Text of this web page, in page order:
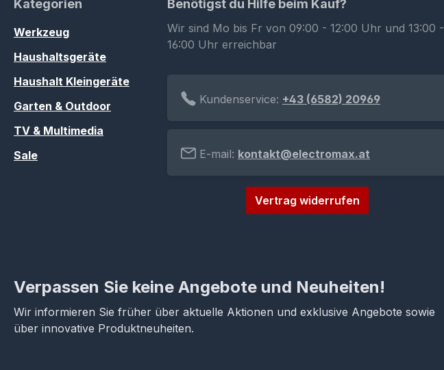
Kategorien
Werkzeug
Haushaltsgeräte
Haushalt Kleingeräte
Garten & Outdoor
TV & Multimedia
Sale
Benötigst du Hilfe beim Kauf?
Wir sind Mo bis Fr von 09:00 - 12:00 Uhr und 13:00 -
16:00 Uhr erreichbar
Kundenservice: +43 (6582) 20969
E-mail: kontakt@electromax.at
Vertrag widerrufen
Verpassen Sie keine Angebote und Neuheiten!
Wir informieren Sie früher über aktuelle Aktionen und exklusive Angebote sowie
über innovative Produktneuheiten.